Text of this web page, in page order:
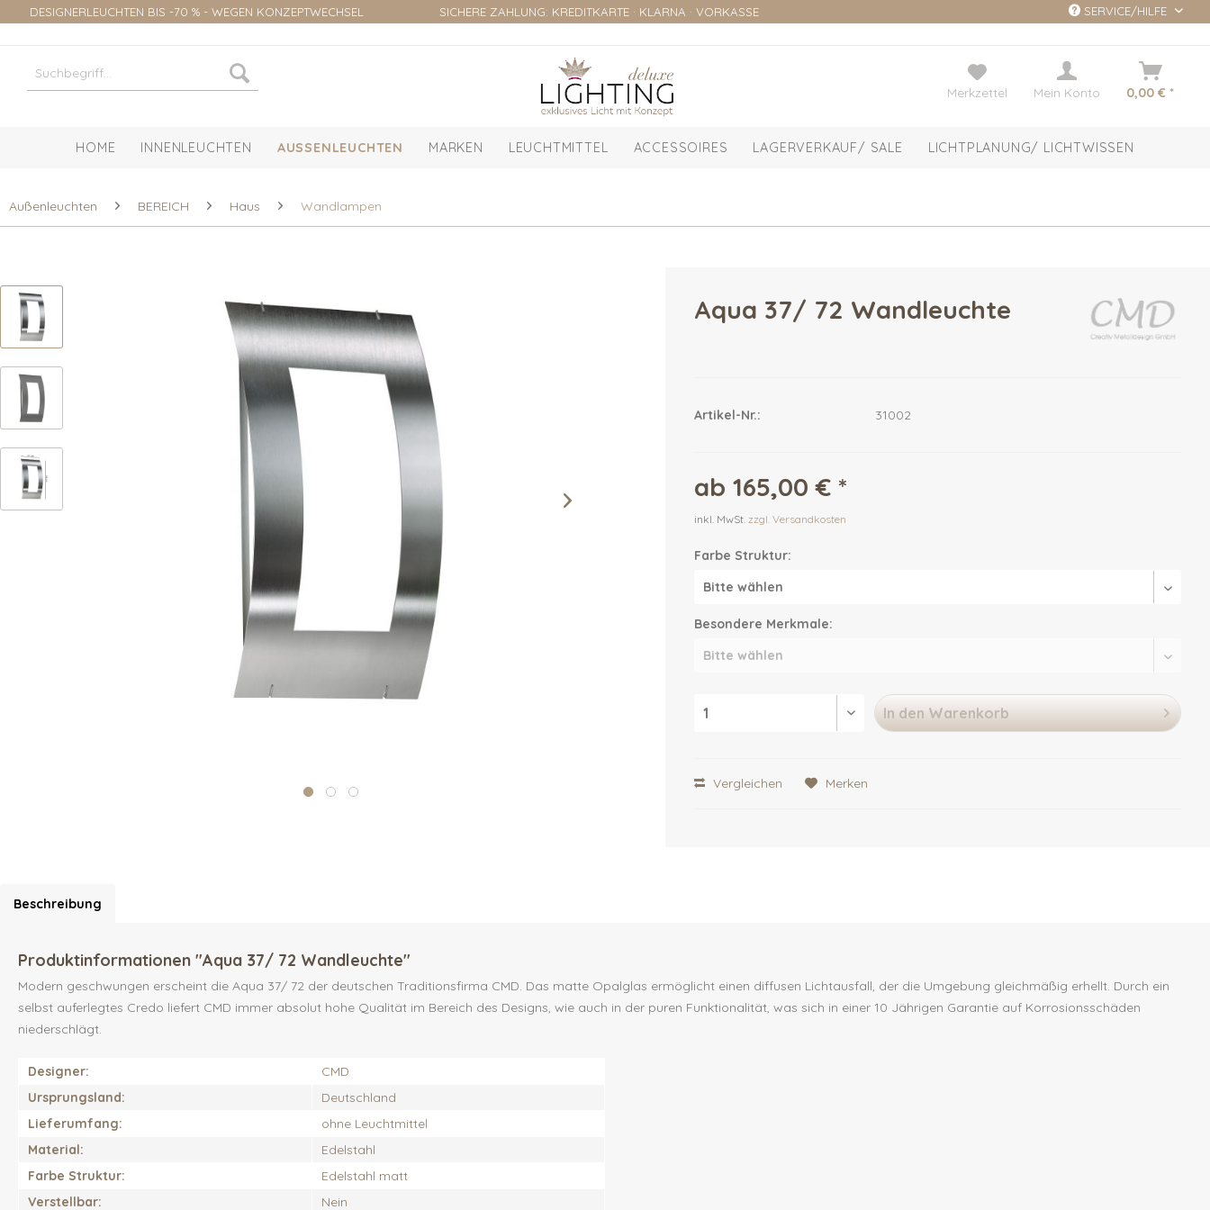
DESIGNERLEUCHTEN BIS -70 % - WEGEN KONZEPTWECHSEL SICHERE ZAHLUNG: KREDITKARTE · KLARNA · VORKASSE SERVICE/HILFE
Merkzettel Mein Konto 0,00 € *
HOME INNENLEUCHTEN AUSSENLEUCHTEN MARKEN LEUCHTMITTEL ACCESSOIRES LAGERVERKAUF/ SALE LICHTPLANUNG/ LICHTWISSEN
Außenleuchten BEREICH Haus Wandlampen
Aqua 37/ 72 Wandleuchte
Artikel-Nr.: 31002
ab 165,00 € *
inkl. MwSt. zzgl. Versandkosten
Farbe Struktur:
Besondere Merkmale:
In den Warenkorb
Vergleichen Merken
Beschreibung
Produktinformationen "Aqua 37/ 72 Wandleuchte"
Modern geschwungen erscheint die Aqua 37/ 72 der deutschen Traditionsfirma CMD. Das matte Opalglas ermöglicht einen diffusen Lichtausfall, der die Umgebung gleichmäßig erhellt. Durch ein
selbst auferlegtes Credo liefert CMD immer absolut hohe Qualität im Bereich des Designs, wie auch in der puren Funktionalität, was sich in einer 10 Jährigen Garantie auf Korrosionsschäden
niederschlägt.
Designer:
CMD
Ursprungsland:
Deutschland
Lieferumfang:
ohne Leuchtmittel
Material:
Edelstahl
Farbe Struktur:
Edelstahl matt
Verstellbar:
Nein